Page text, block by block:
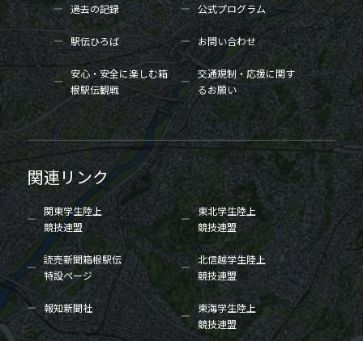
過去の記録 公式プログラム
駅伝ひろば お問い合わせ
安心・安全に楽しむ箱
根駅伝観戦
交通規制・応援に関す
るお願い
関連リンク
関東学生陸上
競技連盟
東北学生陸上
競技連盟
読売新聞箱根駅伝
特設ページ
北信越学生陸上
競技連盟
報知新聞社
東海学生陸上
競技連盟